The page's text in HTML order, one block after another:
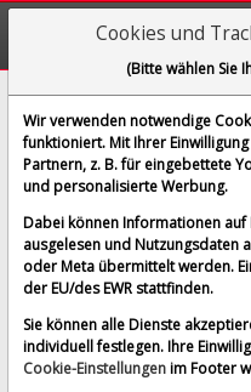
Lam
[LRCX | WKN
Echtzeit-Aktienkurs
Echtzeit USD
Cookies und
(Bitte wählen Sie
Wir verwenden notwendige
funktioniert. Mit Ihrer
Partnern, z. B. für eingebettete
und personalisierte Werbung.
Dabei können Informationen
ausgelesen und Nutzungsdaten
oder Meta übermittelt werden.
der EU/des EWR stattfinden.
Sie können alle Dienste
individuell festlegen. Ihre
Cookie-Einstellungenim Footer